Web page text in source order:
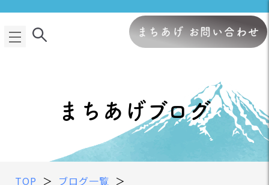
まちあげ お問い合わせ
まちあげブログ
TOP ＞ ブログ一覧 ＞